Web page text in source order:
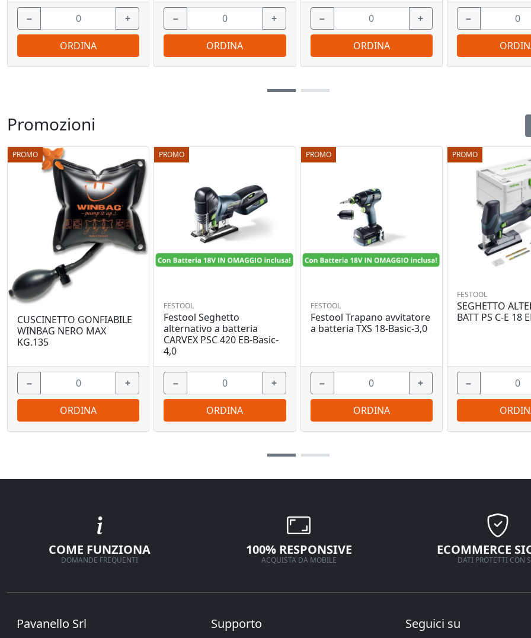
Promozioni
PROMO
CUSCINETTO GONFIABILE
WINBAG NERO MAX
KG.135
− +
ORDINA
PROMO
FESTOOL
Festool Seghetto
alternativo a batteria
CARVEX PSC 420 EB-Basic-
4,0
− +
ORDINA
PROMO
FESTOOL
Festool Trapano avvitatore
a batteria TXS 18-Basic-3,0
− +
ORDINA
PROMO
FESTOOL
SEGHETTO
BATT PS C-E 18
−
− +
ORDINA
− +
ORDINA
− +
ORDINA
−
COME FUNZIONA
DOMANDE FREQUENTI
100% RESPONSIVE
ACQUISTA DA MOBILE
ECOMMERCE
DATI PROTETTI CON
Pavanello Srl Supporto Seguici su